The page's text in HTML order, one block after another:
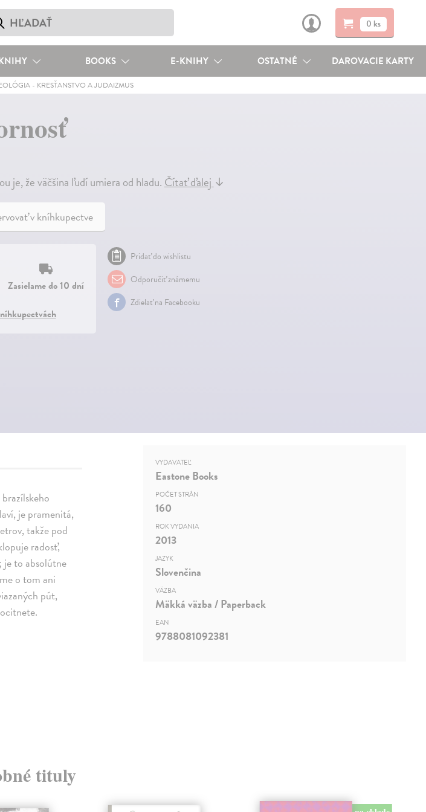
0 ks
BOOKS E-KNIHY OSTATNÉ DAROVACIE KARTY
- KRESŤANSTVO A JUDAIZMUS
je, že väčšina ľudí umiera od hladu.Čítať ďalej↓
v kníhkupectve
Zasielame do 10 dní
Pridať do wishlistu
Odporučiť známemu
Zdielať na Facebooku
je pramenitá,
takže pod
radosť,
je to absolútne
o tom ani
pút,
VYDAVATEĽ
Eastone Books
POČET STRÁN
160
ROK VYDANIA
2013
JAZYK
Slovenčina
VÄZBA
Mäkká väzba / Paperback
EAN
9788081092381
tituly